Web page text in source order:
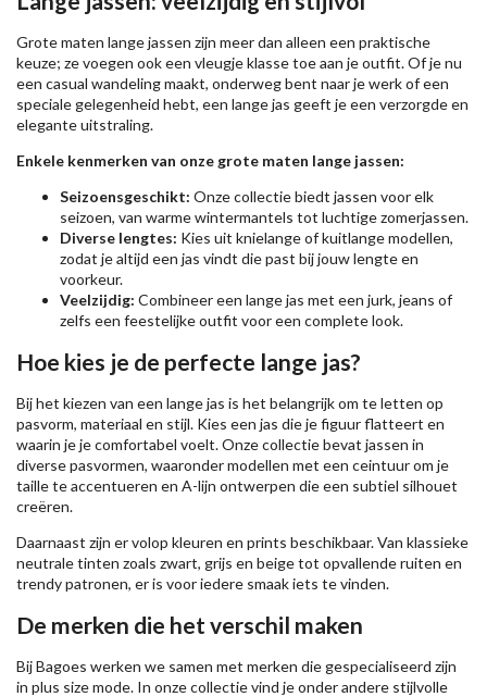
Grote maten lange jassen zijn meer dan alleen een praktische
keuze; ze voegen ook een vleugje klasse toe aan je outfit. Of je nu
een casual wandeling maakt, onderweg bent naar je werk of een
speciale gelegenheid hebt, een lange jas geeft je een verzorgde en
elegante uitstraling.
Enkele kenmerken van onze grote maten lange jassen:
Seizoensgeschikt: Onze collectie biedt jassen voor elk
seizoen, van warme wintermantels tot luchtige zomerjassen.
Diverse lengtes: Kies uit knielange of kuitlange modellen,
zodat je altijd een jas vindt die past bij jouw lengte en
voorkeur.
Veelzijdig: Combineer een lange jas met een jurk, jeans of
zelfs een feestelijke outfit voor een complete look.
Hoe kies je de perfecte lange jas?
Bij het kiezen van een lange jas is het belangrijk om te letten op
pasvorm, materiaal en stijl. Kies een jas die je figuur flatteert en
waarin je je comfortabel voelt. Onze collectie bevat jassen in
diverse pasvormen, waaronder modellen met een ceintuur om je
taille te accentueren en A-lijn ontwerpen die een subtiel silhouet
creëren.
Daarnaast zijn er volop kleuren en prints beschikbaar. Van klassieke
neutrale tinten zoals zwart, grijs en beige tot opvallende ruiten en
trendy patronen, er is voor iedere smaak iets te vinden.
De merken die het verschil maken
Bij Bagoes werken we samen met merken die gespecialiseerd zijn
in plus size mode. In onze collectie vind je onder andere stijlvolle